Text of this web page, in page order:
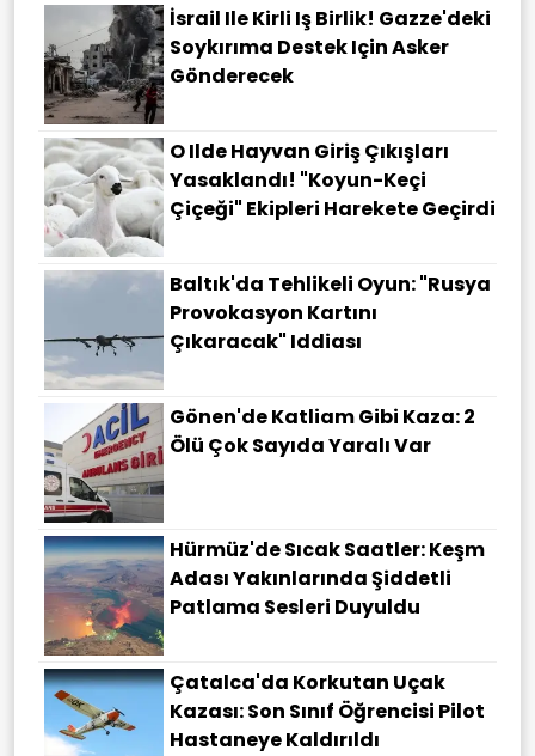
İsrail Ile Kirli Iş Birlik! Gazze'deki
Soykırıma Destek Için Asker
Gönderecek
O Ilde Hayvan Giriş Çıkışları
Yasaklandı! "Koyun-Keçi
Çiçeği" Ekipleri Harekete Geçirdi
Baltık'da Tehlikeli Oyun: "Rusya
Provokasyon Kartını
Çıkaracak" Iddiası
Gönen'de Katliam Gibi Kaza: 2
Ölü Çok Sayıda Yaralı Var
Hürmüz'de Sıcak Saatler: Keşm
Adası Yakınlarında Şiddetli
Patlama Sesleri Duyuldu
Çatalca'da Korkutan Uçak
Kazası: Son Sınıf Öğrencisi Pilot
Hastaneye Kaldırıldı